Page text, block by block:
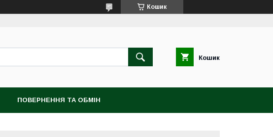
Кошик
Кошик
ПОВЕРНЕННЯ ТА ОБМІН